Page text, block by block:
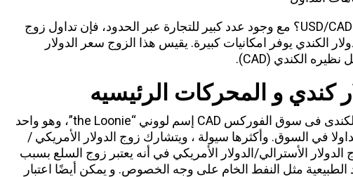
ماذا يعنى تداول زوج USD/CAD؟ مع وجود عدد كبير للتجارة عبر الحدود، فإن تداول زوج
الكندي يوفر امكانيات كبيرة. يقيس هذا الزوج سعر الدولار
كندي و المحركات الرئيسيه
ويطلق على الدولار الكندى فى سوق الفوركس CAD إسم لووني “the Loonie”، وهو واحد
في السوق. وأكثرها سيولة ، ويتشارك زوج الدولار الأمريكي /
الدولار الأسترالي/الدولار الأمريكي في أنه يعتبر زوج السلع بسبب
الطبيعية مثل النفط الخام على وجه الخصوص. و يمكن أيضًا اعتبار